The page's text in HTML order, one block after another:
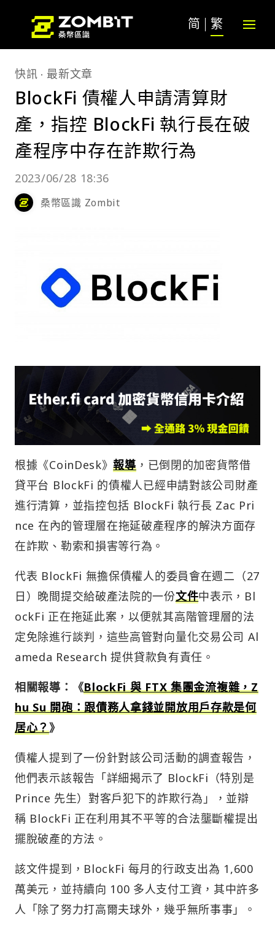
简 繁
快訊 最新文章
BlockFi 債權人申請清算財
產，指控 BlockFi 執行長在破
產程序中存在詐欺行為
2023/06/28 18:36
桑幣區識 Zombit
根據《CoinDesk》報導，已倒閉的加密貨幣借
貸平台 BlockFi 的債權人已經申請對該公司財產
進行清算，並指控包括 BlockFi 執行長 Zac Pri
nce 在內的管理層在拖延破產程序的解決方面存
在詐欺、勒索和損害等行為。
代表 BlockFi 無擔保債權人的委員會在週二（27
日）晚間提交給破產法院的一份文件中表示，Bl
ockFi 正在拖延此案，以便就其高階管理層的法
定免除進行談判，這些高管對向量化交易公司 Al
ameda Research 提供貸款負有責任。
相關報導：《BlockFi 與 FTX 集團金流複雜，Z
hu Su 開砲：跟債務人拿錢並開放用戶存款是何
居心？》
債權人提到了一份針對該公司活動的調查報告，
他們表示該報告「詳細揭示了 BlockFi（特別是
Prince 先生）對客戶犯下的詐欺行為」，並辯
稱 BlockFi 正在利用其不平等的合法壟斷權提出
擺脫破產的方法。
該文件提到，BlockFi 每月的行政支出為 1,600
萬美元，並持續向 100 多人支付工資，其中許多
人「除了努力打高爾夫球外，幾乎無所事事」。